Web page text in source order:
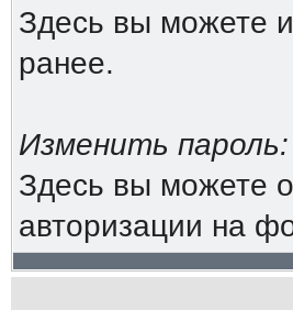
Здесь вы можете
ранее.
Изменить пароль:
Здесь вы можете
авторизации на